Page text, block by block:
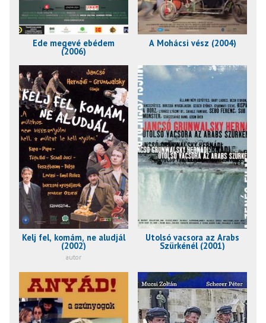
Ede megevé ebédem
(2006)
A Mohácsi vész (2004)
Kelj fel, komám, ne aludjál
(2002)
autor
Utolsó vacsora az Arabs
Szürkénél (2001)